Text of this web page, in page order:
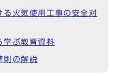
る火気使用工事の安全対
学ぶ教育資料
則の解説